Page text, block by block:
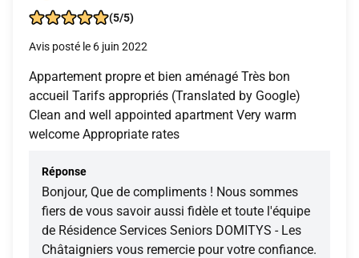
(5/5)
Avis posté le 6 juin 2022
Appartement propre et bien aménagé Très bon
accueil Tarifs appropriés (Translated by Google)
Clean and well appointed apartment Very warm
welcome Appropriate rates
Réponse
Bonjour, Que de compliments ! Nous sommes
fiers de vous savoir aussi fidèle et toute l'équipe
de Résidence Services Seniors DOMITYS - Les
Châtaigniers vous remercie pour votre confiance.